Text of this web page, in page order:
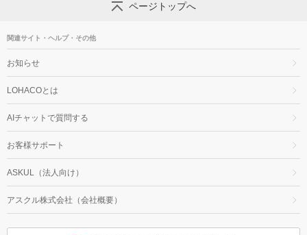
ページトップへ
関連サイト・ヘルプ・その他
お知らせ
LOHACOとは
AIチャットで質問する
お客様サポート
ASKUL（法人向け）
アスクル株式会社（会社概要）